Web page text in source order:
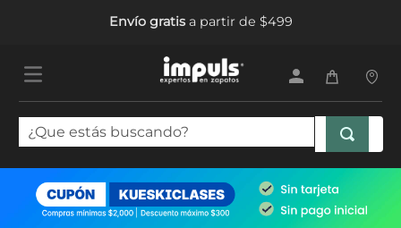
Envío gratisa partir de $499
¿Que estás buscando?
TÉRMINOS MÁS BUSCADOS
.
tenis mujer